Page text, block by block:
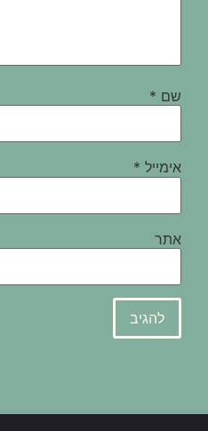
שם *
אימייל *
אתר